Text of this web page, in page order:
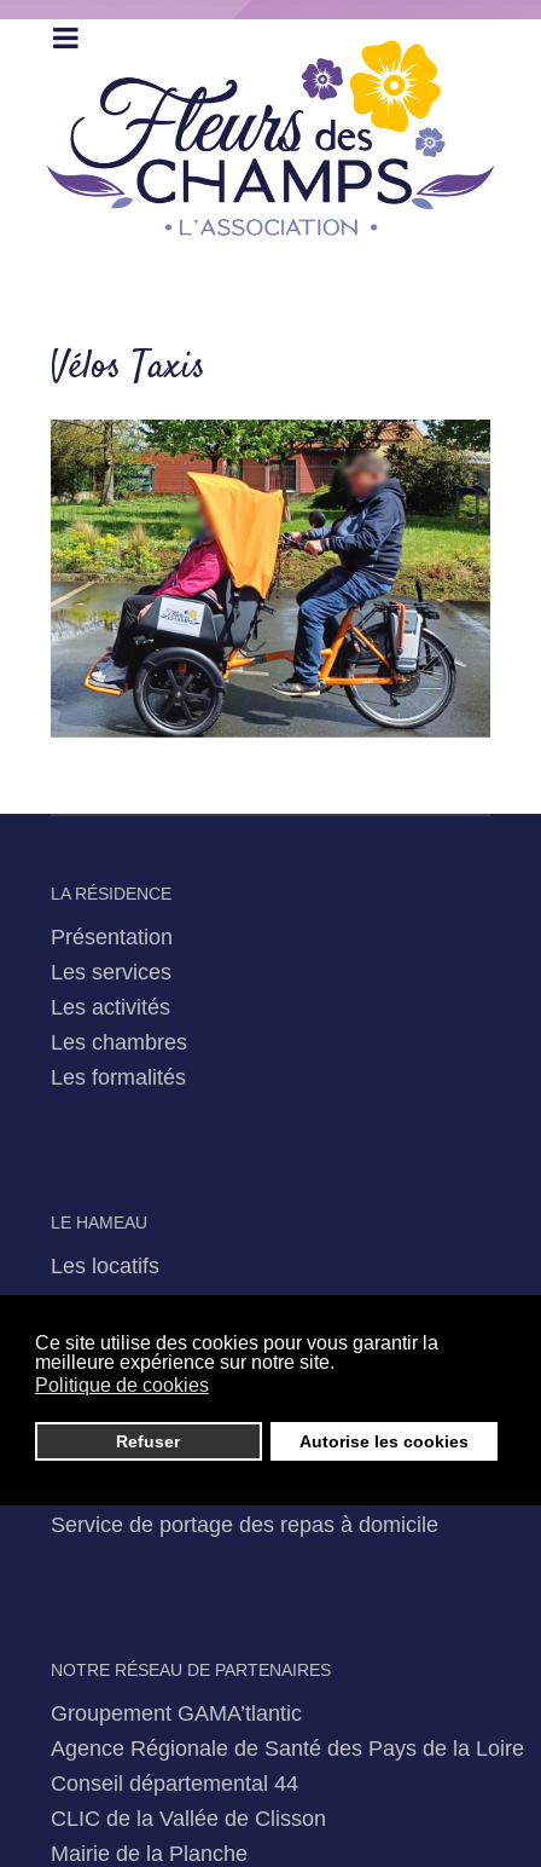
Ce site utilise des cookies pour vous garantir la
meilleure expérience sur notre site.
Politique de cookies
Refuser Autorise les cookies
Vélos Taxis
LA RÉSIDENCE
Présentation
Les services
Les activités
Les chambres
Les formalités
LE HAMEAU
Les locatifs
Services de soins infirmiers à domicile
Service de portage des repas à domicile
NOTRE RÉSEAU DE PARTENAIRES
Groupement GAMA’tlantic
Agence Régionale de Santé des Pays de la Loire
Conseil départemental 44
CLIC de la Vallée de Clisson
Mairie de la Planche